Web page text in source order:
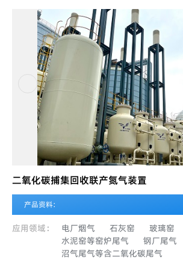
二氧化碳捕集回收联产氮气装置
产品资料:
应用领域： 电厂烟气 石灰窑
玻璃窑
水泥窑等窑炉尾气
钢厂尾气
沼气尾气等含二氧化碳尾气